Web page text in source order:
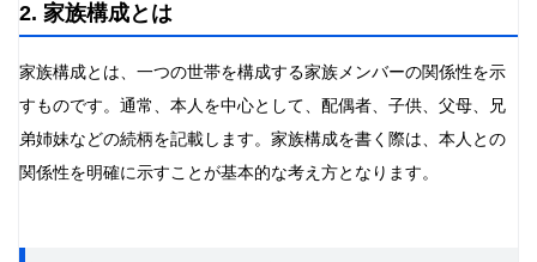
2. 家族構成とは
家族構成とは、一つの世帯を構成する家族メンバーの関係性を示
すものです。通常、本人を中心として、配偶者、子供、父母、兄
弟姉妹などの続柄を記載します。家族構成を書く際は、本人との
関係性を明確に示すことが基本的な考え方となります。